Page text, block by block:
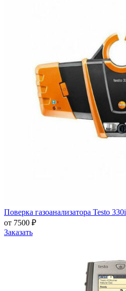
Поверка газоанализатора Testo 330i
от 7500 ₽
Заказать